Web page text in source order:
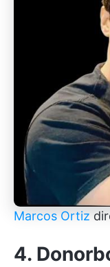
Marcos Ortiz
4.